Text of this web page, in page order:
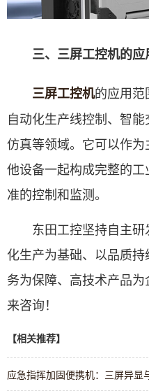
三、三屏工控机的应
三屏工控机的应用范
自动化生产线控制、智
仿真等领域。它可以作
他设备一起构成完整的
准的控制和监测。
东田工控坚持自主研
化生产为基础、以品质
务为保障、高技术产品
来咨询！
【相关推荐】